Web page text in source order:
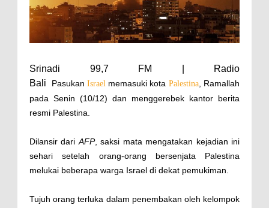
Srinadi 99,7 FM | Radio
Bali
Pasukan Israel memasuki kota Palestina, Ramallah
pada Senin (10/12) dan menggerebek kantor berita
resmi Palestina.
Dilansir dari AFP, saksi mata mengatakan kejadian ini
sehari setelah orang-orang bersenjata Palestina
melukai beberapa warga Israel di dekat pemukiman.
Tujuh orang terluka dalam penembakan oleh kelompok